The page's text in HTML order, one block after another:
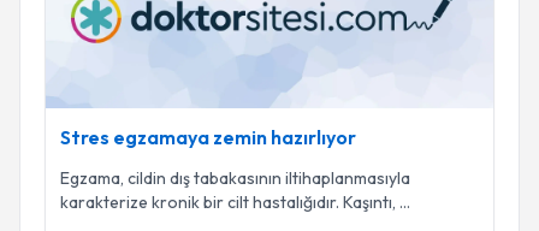
Stres egzamaya zemin hazırlıyor
Egzama, cildin dış tabakasının iltihaplanmasıyla
karakterize kronik bir cilt hastalığıdır. Kaşıntı, ...